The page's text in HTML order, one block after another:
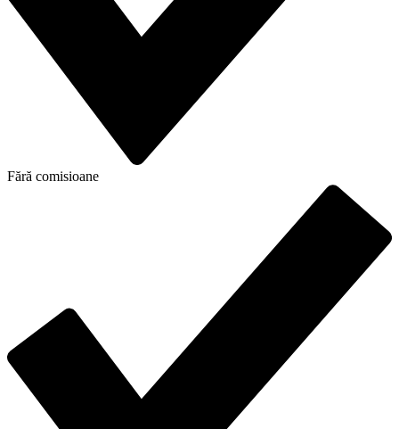
Fără comisioane